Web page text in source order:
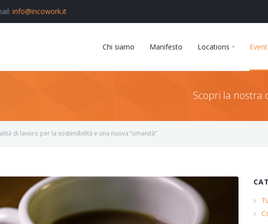
info@incowork.it
Chi siamo Manifesto Locations
Scopri la nostra
di lavoro per la sostenibilità e una nuova “umanità”